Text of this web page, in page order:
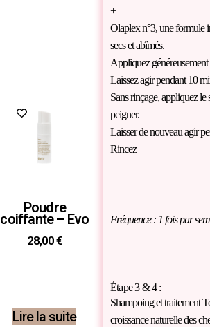
Poudre
coiffante – Evo
28,00€
Lire la suite
+
Olaplex n°3, une formule
secs et abîmés.
Appliquez généreusement
Laissez agir pendant 10
Sans rinçage, appliquez
peigner.
Laisser de nouveau agir
Rincez
Fréquence : 1 fois par
Étape 3 & 4:
Shampoing et traitement
croissance naturelle des